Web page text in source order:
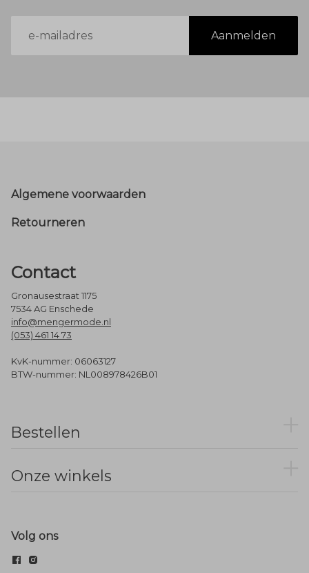
mailadres
Aanmelden
Footer
Algemene voorwaarden
Retourneren
Contact
Gronausestraat 1175
7534 AG Enschede
info@mengermode.nl
(053) 461 14 73
KvK-nummer: 06063127
BTW-nummer: NL008978426B01
Bestellen
Onze winkels
Volg ons